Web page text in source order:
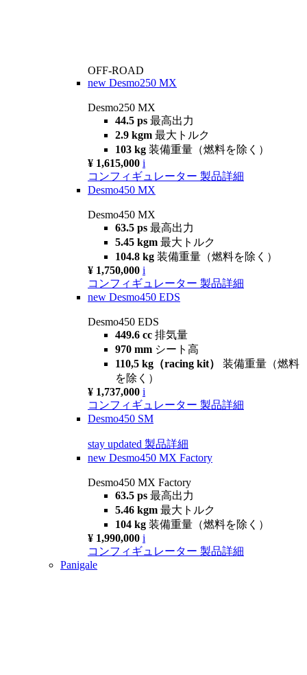
OFF-ROAD
new Desmo250 MX
Desmo250 MX
44.5 ps 最高出力
2.9 kgm 最大トルク
103 kg 装備重量（燃料を除く）
¥ 1,615,000 i
コンフィギュレーター 製品詳細
Desmo450 MX
Desmo450 MX
63.5 ps 最高出力
5.45 kgm 最大トルク
104.8 kg 装備重量（燃料を除く）
¥ 1,750,000 i
コンフィギュレーター 製品詳細
new Desmo450 EDS
Desmo450 EDS
449.6 cc 排気量
970 mm シート高
110,5 kg（racing kit） 装備重量（燃料
を除く）
¥ 1,737,000 i
コンフィギュレーター 製品詳細
Desmo450 SM
stay updated 製品詳細
new Desmo450 MX Factory
Desmo450 MX Factory
63.5 ps 最高出力
5.46 kgm 最大トルク
104 kg 装備重量（燃料を除く）
¥ 1,990,000 i
コンフィギュレーター 製品詳細
Panigale